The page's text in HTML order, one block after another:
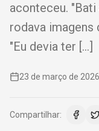
aconteceu.
rodava imagens
"Eu devia ter […]
23 de março de 2026
Compartilhar: